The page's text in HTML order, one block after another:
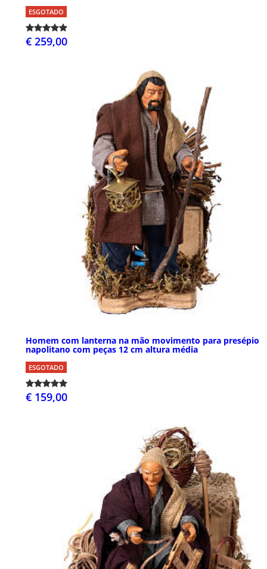
ESGOTADO
€ 259,00
Homem com lanterna na mão movimento para presépio
napolitano com peças 12 cm altura média
ESGOTADO
€ 159,00